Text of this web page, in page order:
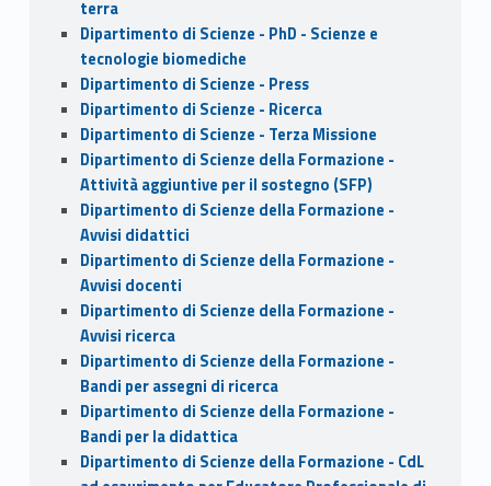
terra
Dipartimento di Scienze - PhD - Scienze e
tecnologie biomediche
Dipartimento di Scienze - Press
Dipartimento di Scienze - Ricerca
Dipartimento di Scienze - Terza Missione
Dipartimento di Scienze della Formazione -
Attività aggiuntive per il sostegno (SFP)
Dipartimento di Scienze della Formazione -
Avvisi didattici
Dipartimento di Scienze della Formazione -
Avvisi docenti
Dipartimento di Scienze della Formazione -
Avvisi ricerca
Dipartimento di Scienze della Formazione -
Bandi per assegni di ricerca
Dipartimento di Scienze della Formazione -
Bandi per la didattica
Dipartimento di Scienze della Formazione - CdL